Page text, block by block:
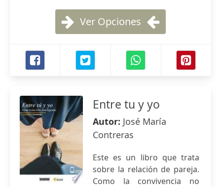
Ver Opciones
Entre tu y yo
Autor: José María
Contreras
Este es un libro que trata
sobre la relación de pareja.
Como la convivencia no